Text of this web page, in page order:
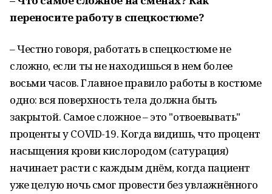
переносите работу в спецкостюме?
– Честно говоря, работать в спецкостюме не
сложно, если ты не находишься в нем более
восьми часов. Главное правило работы в костюме
одно: вся поверхность тела должна быть
закрытой. Самое сложное – это "отвоевывать"
проценты у COVID-19. Когда видишь, что процент
насыщения крови кислородом (сатурация)
начинает расти с каждым днём, когда пациент
уже целую ночь смог провести без увлажнённого